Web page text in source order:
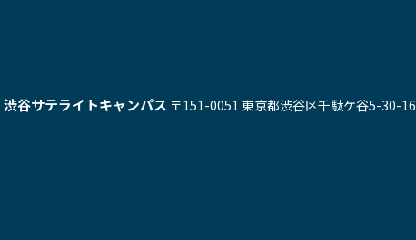
渋谷サテライトキャンパス 〒151-0051 東京都渋谷区千駄ケ谷5-30-16